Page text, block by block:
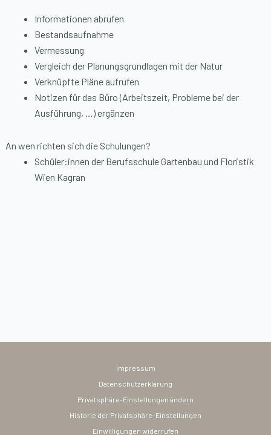
Informationen abrufen
Bestandsaufnahme
Vermessung
Vergleich der Planungsgrundlagen mit der Natur
Verknüpfte Pläne aufrufen
Notizen für das Büro (Arbeitszeit, Probleme bei der
Ausführung, …) ergänzen
An wen richten sich die Schulungen?
Schüler:innen der Berufsschule Gartenbau und Floristik
Wien Kagran
Impressum
Datenschutzerklärung
Privatsphäre-Einstellungen ändern
Historie der Privatsphäre-Einstellungen
Einwilligungen widerrufen